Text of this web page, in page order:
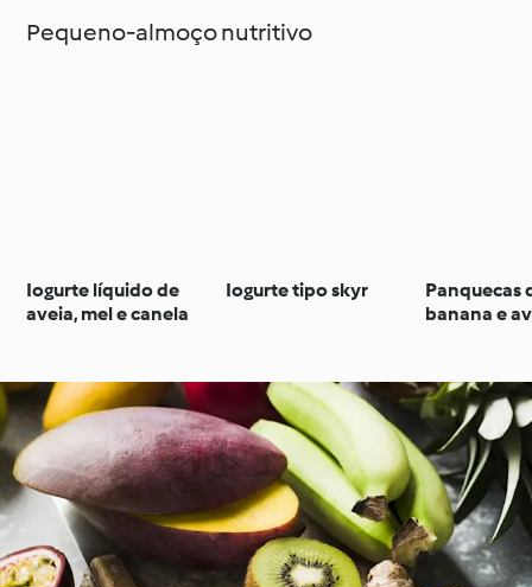
Pequeno-almoço nutritivo
Iogurte líquido de
aveia, mel e canela
Iogurte tipo skyr
Panquecas
banana e